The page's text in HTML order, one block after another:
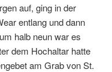
auf, ging in der
entlang und dann
halb neun war es
dem Hochaltar hatte
am Grab von St.